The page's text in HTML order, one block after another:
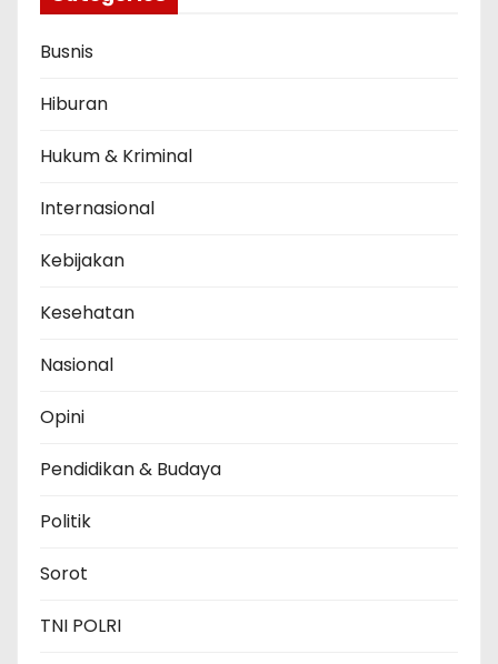
Busnis
Hiburan
Hukum & Kriminal
Internasional
Kebijakan
Kesehatan
Nasional
Opini
Pendidikan & Budaya
Politik
Sorot
TNI POLRI